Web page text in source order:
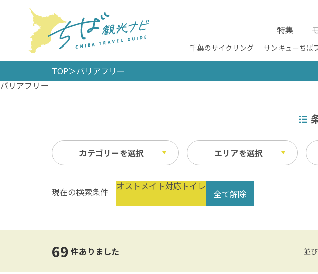
特集
千葉のサイクリング サンキューちば
TOP
バリアフリー
バリアフリー
カテゴリーを選択 エリアを選択
観光施設 宿泊施設
オストメイト対応トイレ エレベーター
レストランでの器具の貸出
未選択 500m以内
現在の検索条件 オストメイト対応トイレ
全て解除
69 件ありました 並